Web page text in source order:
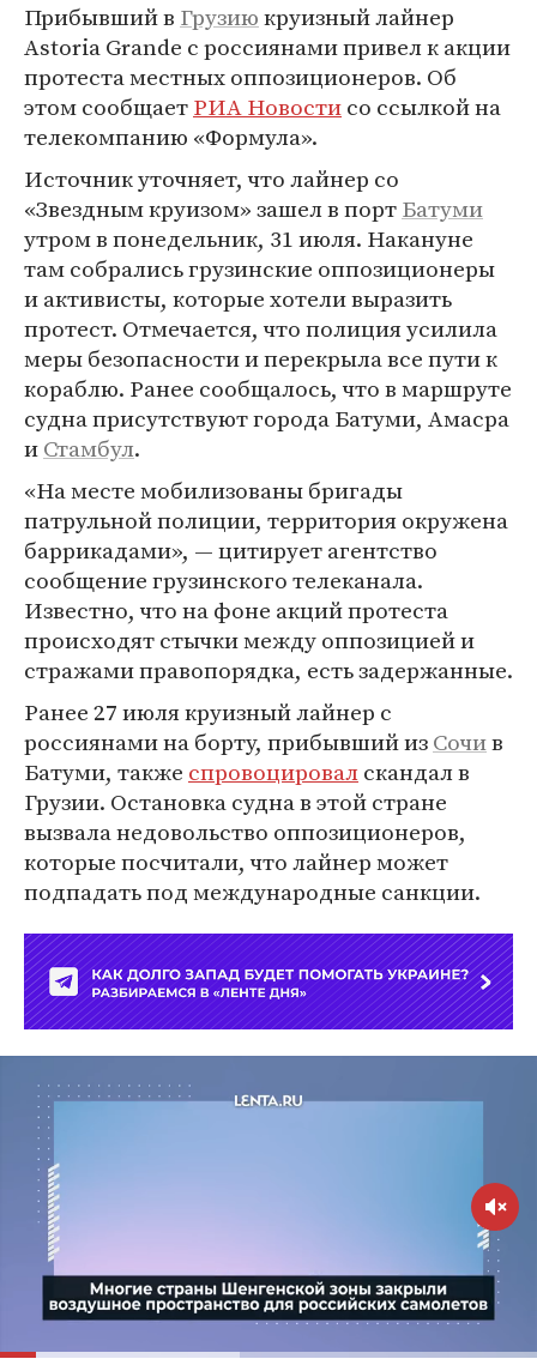
Прибывший в Грузиюкруизный лайнер
Astoria Grande с россиянами привел к акции
протеста местных оппозиционеров. Об
этом сообщаетРИА Новостисо ссылкой на
телекомпанию «Формула».
Источник уточняет, что лайнер со
«Звездным круизом» зашел в портБатуми
утром в понедельник, 31 июля. Накануне
там собрались грузинские оппозиционеры
и активисты, которые хотели выразить
протест. Отмечается, что полиция усилила
меры безопасности и перекрыла все пути к
кораблю. Ранее сообщалось, что в маршруте
судна присутствуют города Батуми, Амасра
иСтамбул.
«На месте мобилизованы бригады
патрульной полиции, территория окружена
баррикадами», — цитирует агентство
сообщение грузинского телеканала.
Известно, что на фоне акций протеста
происходят стычки между оппозицией и
стражами правопорядка, есть задержанные.
Ранее 27 июля круизный лайнер с
россиянами на борту, прибывший изСочив
Батуми, также спровоцировалскандал в
Грузии. Остановка судна в этой стране
вызвала недовольство оппозиционеров,
которые посчитали, что лайнер может
подпадать под международные санкции.